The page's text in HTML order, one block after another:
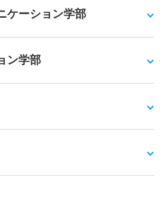
ケーション学部
ン学部